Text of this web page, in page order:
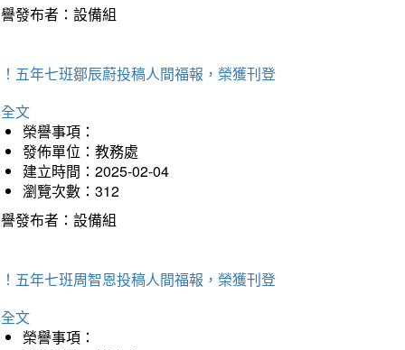
發布者：設備組
五年七班鄒辰蔚投稿人間福報，榮獲刊登
文
榮譽事項：
發佈單位：教務處
建立時間：2025-02-04
瀏覽次數：312
發布者：設備組
五年七班周智恩投稿人間福報，榮獲刊登
文
榮譽事項：